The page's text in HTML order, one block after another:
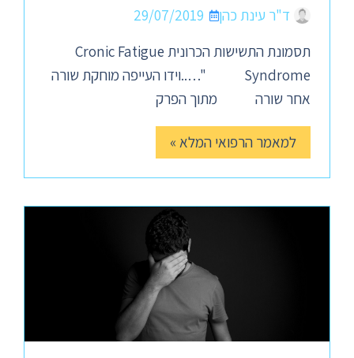
ד"ר עינת כהן
29/07/2019
תסמונת התשישות הכרונית Cronic Fatigue
Syndrome "…..וידו העייפה מוחקת שורה
אחר שורה מתוך הפרק
למאמר הרפואי המלא »